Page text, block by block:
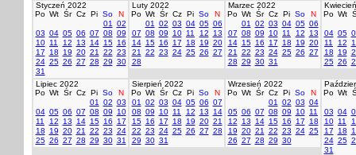
Styczeń 2022
Po Wt Śr Cz Pi So
N
01
02
03 04 05 06 07 08 09
10 11 12 13 14 15 16
17
18 19 20 21 22 23
24 25 26 27 28 29 30
31
Luty 2022
Po Wt Śr Cz Pi So
N
01
02 03 04 05 06
07 08 09 10 11 12
13
14 15 16 17 18 19 20
21
22 23 24 25 26 27
28
Marzec 2022
Po Wt Śr Cz Pi So
N
01
02 03 04 05 06
07 08 09 10 11 12
13
14 15 16 17 18 19 20
21
22 23 24 25 26 27
28 29 30 31
Po Wt
04 05
11
12
18
19
25 26
Lipiec 2022
Po Wt Śr Cz Pi So
N
01
02 03
04 05 06 07 08 09
10
11
12 13 14 15 16
17
18
19 20 21 22 23 24
25 26 27 28 29 30 31
Sierpień 2022
Po Wt Śr Cz Pi So
N
01
02 03 04 05 06 07
08 09 10 11 12 13
14
15 16 17 18 19 20 21
22 23 24 25 26 27 28
29 30 31
Wrzesień 2022
Po Wt Śr Cz Pi So
N
01
02 03 04
05 06 07 08 09 10 11
12
13 14 15 16 17
18
19 20 21 22 23 24 25
26 27 28 29 30
Po Wt
03 04
10 11
17
18
24 25
31